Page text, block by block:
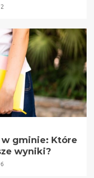
gminie: Które
wyniki?